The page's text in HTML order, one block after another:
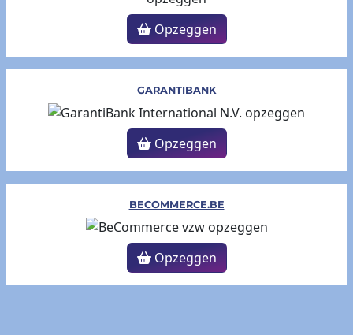
Opzeggen
GARANTIBANK
Opzeggen
BECOMMERCE.BE
Opzeggen